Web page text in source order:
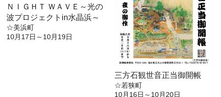
ＮＩＧＨＴ ＷＡＶＥ～光の
波プロジェクトin水晶浜～
☆美浜町
10月17日～10月19日
三方石観世音正当御開帳
☆若狭町
10月16日～10月20日